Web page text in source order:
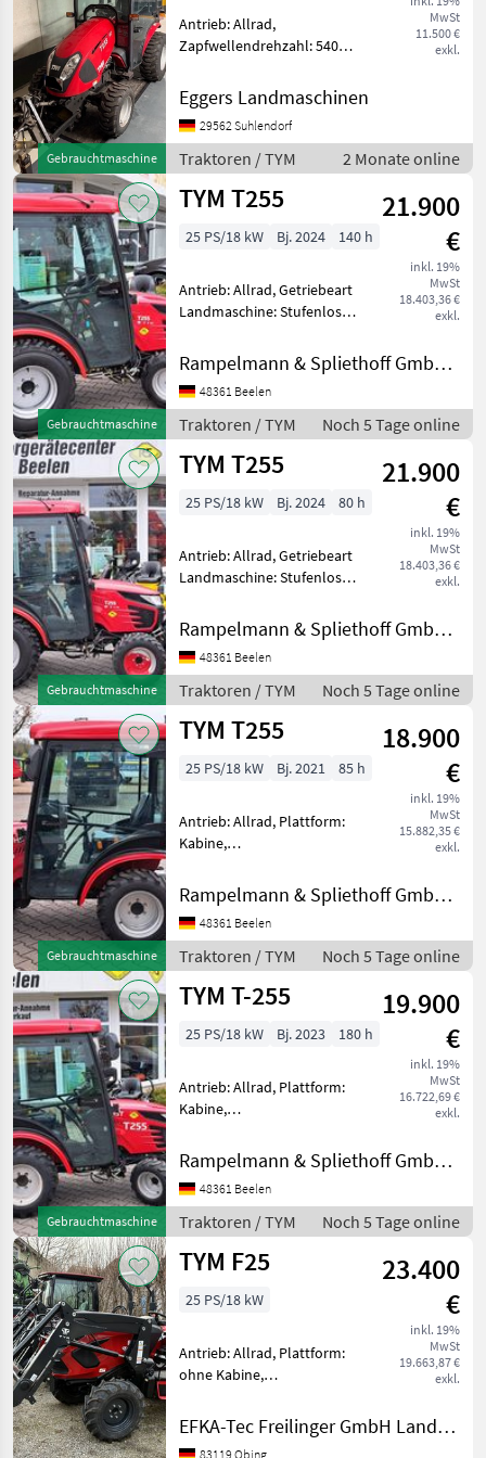
Gebrauchtmaschine
MwSt
11.500 €
exkl.
Antrieb: Allrad,
Zapfwellendrehzahl: 540
23, 0PS / Hydrostatantrieb /
Heckzapfwelle /
Frontzapfwelle / Kabine /
Dreipunktanhängung Kat. I
/
Eggers Landmaschinen
29562 Suhlendorf
Traktoren / TYM 2 Monate online
Gebrauchtmaschine
TYM T255
21.900
€
inkl. 19%
MwSt
18.403,36 €
exkl.
25 PS/18 kW Bj. 2024 140 h
Antrieb: Allrad, Getriebeart
Landmaschine: Stufenloses
Zapfwellendrehzahl: 540,
Abgasstufe: Tier 5,
Oberlenker hinten:
mechanisch, Kreuzsteuer
Rampelmann & Spliethoff GmbH & Co.KG
48361 Beelen
Traktoren / TYM Noch 5 Tage online
Gebrauchtmaschine
TYM T255
21.900
€
inkl. 19%
MwSt
18.403,36 €
exkl.
25 PS/18 kW Bj. 2024 80 h
Antrieb: Allrad, Getriebeart
Landmaschine: Stufenloses
Zapfwellendrehzahl: 540,
Oberlenker hinten:
mechanisch,
Kreuzsteuerhebel:
mechanisch, F
Rampelmann & Spliethoff GmbH & Co.KG
48361 Beelen
Traktoren / TYM Noch 5 Tage online
Gebrauchtmaschine
TYM T255
18.900
€
inkl. 19%
MwSt
15.882,35 €
exkl.
25 PS/18 kW Bj. 2021 85 h
Antrieb: Allrad, Plattform:
Kabine,
Oberlenker hinten:
mechanisch,
Kreuzsteuerhebel:
mechanisch,
Fronthydraulik,
Fahrzeugpapiere
Rampelmann & Spliethoff GmbH & Co.KG
48361 Beelen
Traktoren / TYM Noch 5 Tage online
Gebrauchtmaschine
TYM T-255
19.900
€
inkl. 19%
MwSt
16.722,69 €
exkl.
25 PS/18 kW Bj. 2023 180 h
Antrieb: Allrad, Plattform:
Kabine,
Abgasstufe: Tier 5,
Oberlenker hinten:
mechanisch,
Kreuzsteuerhebel:
mechanisch,
Anhängevorrichtung:
Rampelmann & Spliethoff GmbH & Co.KG
48361 Beelen
Traktoren / TYM Noch 5 Tage online
TYM F25
23.400
€
inkl. 19%
MwSt
19.663,87 €
exkl.
25 PS/18 kW
Antrieb: Allrad, Plattform:
ohne Kabine,
Höchstgeschwindigkeit in
km/h: 25 km/h, Frontlader
EFKA-Tec Freilinger GmbH Landmaschinen
83119 Obing